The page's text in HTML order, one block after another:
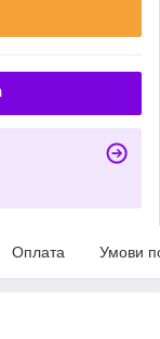
Оплата Умови